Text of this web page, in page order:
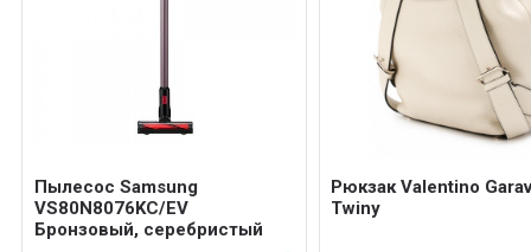
Пылесос Samsung
VS80N8076KC/EV
Бронзовый, серебристый
Рюкзак Valentino
Twiny